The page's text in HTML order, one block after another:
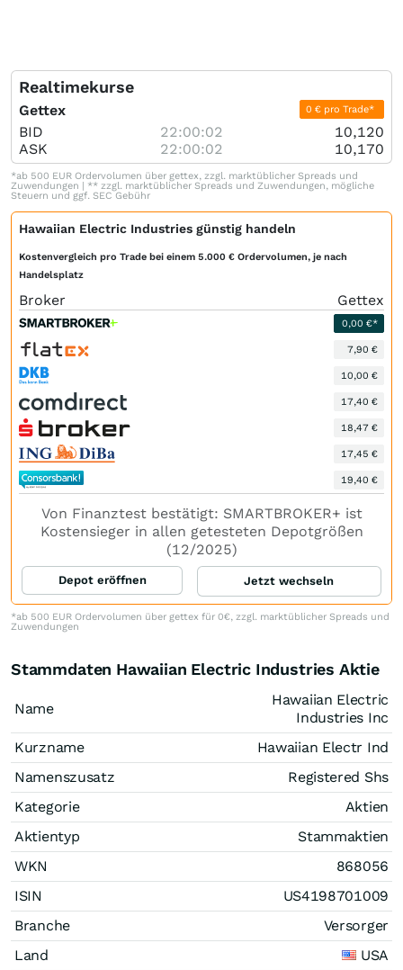
Realtimekurse
Gettex 0 € pro Trade*
BID 22:00:02
10,120
ASK
22:00:02 10,170
*ab 500 EUR Ordervolumen über gettex, zzgl. marktüblicher Spreads und
Zuwendungen | ** zzgl. marktüblicher Spreads und Zuwendungen, mögliche
Steuern und ggf. SEC Gebühr
Hawaiian Electric Industries günstig handeln
Kostenvergleich pro Trade bei einem 5.000 € Ordervolumen, je nach
Handelsplatz
Broker Gettex
0,00 €*
7,90 €
10,00 €
17,40 €
18,47 €
17,45 €
19,40 €
Von Finanztest bestätigt: SMARTBROKER+ ist
Kostensieger in allen getesteten Depotgrößen
(12/2025)
Depot eröffnen Jetzt wechseln
*ab 500 EUR Ordervolumen über gettex für 0€, zzgl. marktüblicher Spreads und
Zuwendungen
Stammdaten Hawaiian Electric Industries Aktie
Name
Hawaiian Electric
Industries Inc
Kurzname
Hawaiian Electr Ind
Namenszusatz
Registered Shs
Kategorie
Aktien
Aktientyp
Stammaktien
WKN
868056
ISIN
US4198701009
Branche
Versorger
Land
USA